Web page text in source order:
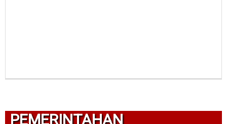
PEMERINTAHAN